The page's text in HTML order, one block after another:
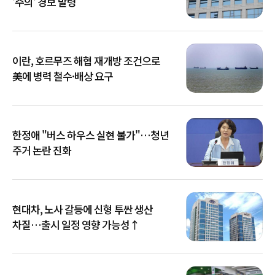
이란, 호르무즈 해협 재개방 조건으로
美에 병력 철수·배상 요구
한정애 "버스 하우스 실현 불가"…청년
주거 논란 진화
현대차, 노사 갈등에 신형 투싼 생산
차질…출시 일정 영향 가능성↑